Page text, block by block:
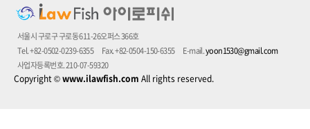
서울시 구로구 구로동 611-26오퍼스 366호
Tel. +82-0502-0239-6355
Fax. +82-0504-150-6355 E-mail.yoon1530@gmail.com
사업자등록번호. 210-07-59320
Copyright©www.ilawfish.com All rights reserved.